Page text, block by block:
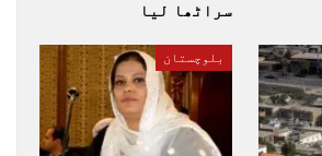
سراٹھا لیا
بلوچستان